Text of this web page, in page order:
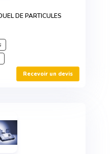
DE PARTICULES
Recevoir un devis